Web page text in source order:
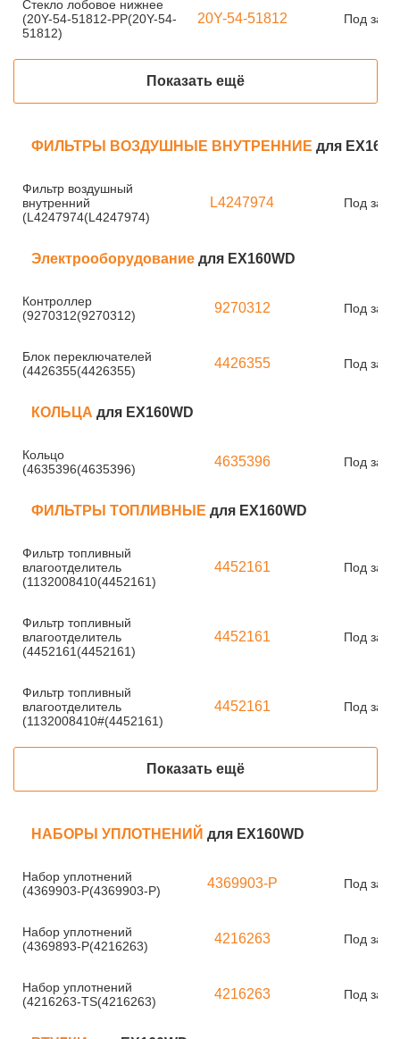
Стекло лобовое нижнее
(20Y-54-51812-PP(20Y-54-
51812)
20Y-54-51812 Под заказ
Показать ещё
ФИЛЬТРЫ ВОЗДУШНЫЕ ВНУТРЕННИЕ для
Фильтр воздушный
внутренний
(L4247974(L4247974)
L4247974 Под заказ
Электрооборудование для EX160WD
Контроллер
(9270312(9270312)
9270312 Под заказ
Блок переключателей
(4426355(4426355)
4426355 Под заказ
КОЛЬЦА для EX160WD
Кольцо
(4635396(4635396)
4635396 Под заказ
ФИЛЬТРЫ ТОПЛИВНЫЕ для EX160WD
Фильтр топливный
влагоотделитель
(1132008410(4452161)
4452161 Под заказ
Фильтр топливный
влагоотделитель
(4452161(4452161)
4452161 Под заказ
Фильтр топливный
влагоотделитель
(1132008410#(4452161)
4452161 Под заказ
Показать ещё
НАБОРЫ УПЛОТНЕНИЙ для EX160WD
Набор уплотнений
(4369903-P(4369903-P)
4369903-P Под заказ
Набор уплотнений
(4369893-P(4216263)
4216263 Под заказ
Набор уплотнений
(4216263-TS(4216263)
4216263 Под заказ